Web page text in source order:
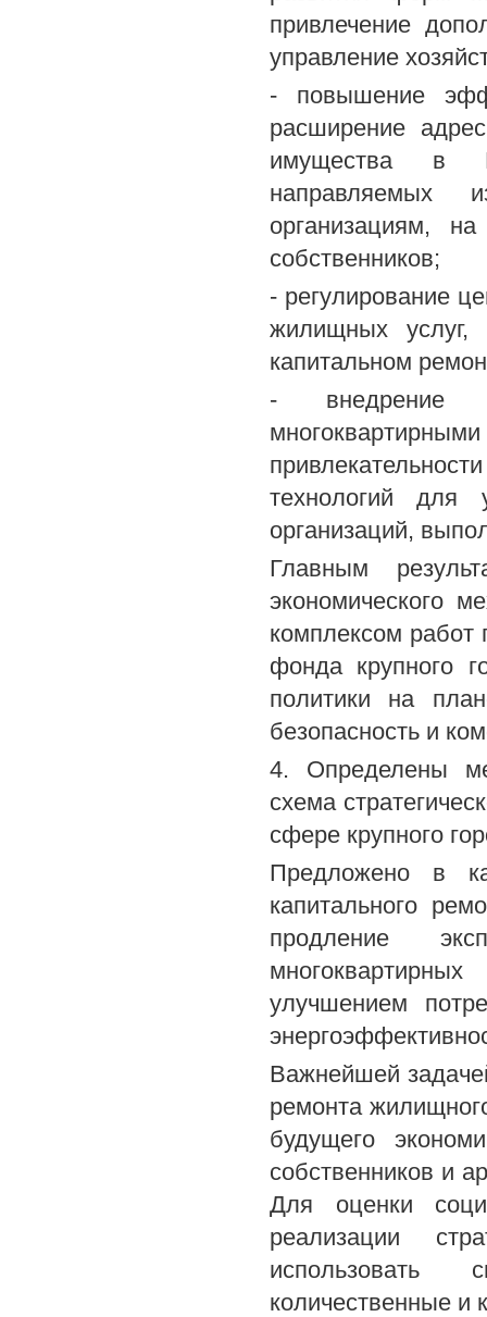
привлечение
управление
- повышение
расширение
имущества в
направляемых
организациям,
собственников;
- регулирование
жилищных услуг,
капитальном
- внедрение
технологий для
организаций,
Главным
экономического
комплексом
фонда крупного
политики на
безопасность и
4. Определены
схема
сфере крупного
Предложено в
капитального
продление
улучшением
Важнейшей
ремонта
будущего
собственников и
Для оценки
реализации
использовать
количественные и